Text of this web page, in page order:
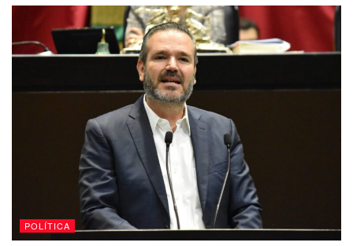
POLÍTICA